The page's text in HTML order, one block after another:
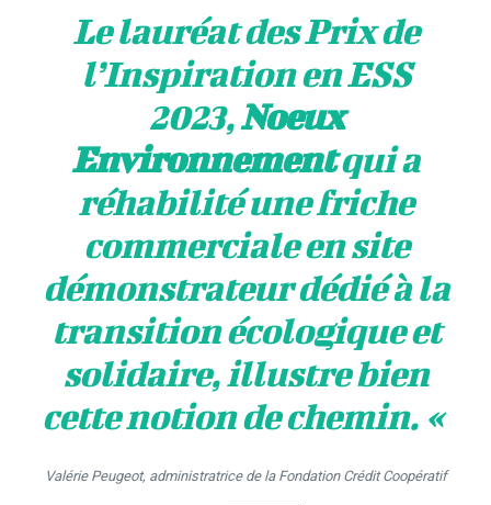
Le lauréat des Prix de
l’Inspiration en ESS
2023,Noeux
Environnementqui a
réhabilité une friche
commerciale en site
démonstrateur dédié à la
transition écologique et
solidaire, illustre bien
cette notion de chemin. «
Valérie Peugeot, administratrice de la Fondation Crédit Coopératif